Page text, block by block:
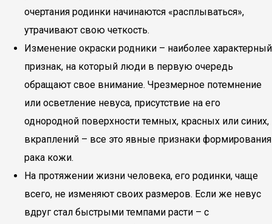
очертания родинки начинаются «расплываться»,
утрачивают свою четкость.
Изменение окраски родники – наиболее характерный
признак, на который люди в первую очередь
обращают свое внимание. Чрезмерное потемнение
или осветление невуса, присутствие на его
однородной поверхности темных, красных или синих,
вкраплений – все это явные признаки формирования
рака кожи.
На протяжении жизни человека, его родинки, чаще
всего, не изменяют своих размеров. Если же невус
вдруг стал быстрыми темпами расти – с